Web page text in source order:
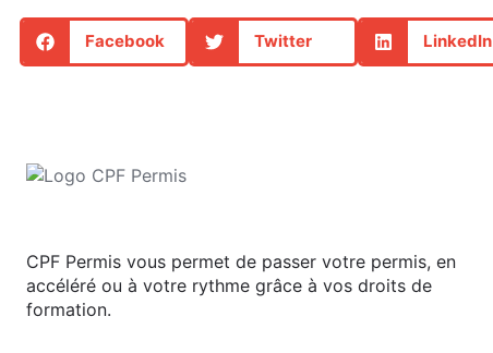
Facebook Twitter LinkedIn
CPF Permis vous permet de passer votre permis, en
accéléré ou à votre rythme grâce à vos droits de
formation.